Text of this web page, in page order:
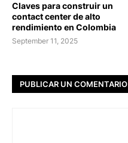
Claves para construir un
contact center de alto
rendimiento en Colombia
September 11, 2025
PUBLICAR UN COMENTARIO